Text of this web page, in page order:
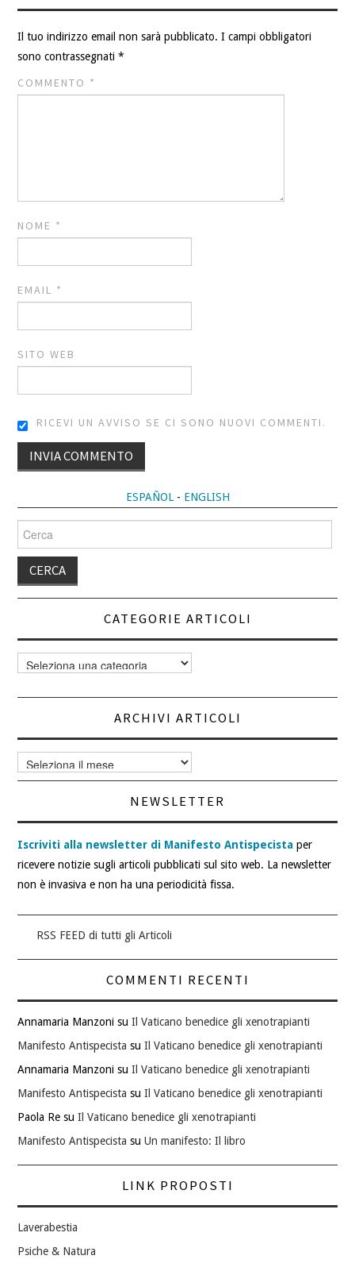
Il tuo indirizzo email non sarà pubblicato. I campi obbligatori
sono contrassegnati*
COMMENTO *
NOME *
EMAIL *
SITO WEB
RICEVI UN AVVISO SE CI SONO NUOVI COMMENTI.
ESPAÑOL- ENGLISH
per:
CATEGORIE ARTICOLI
Categorie
articoli
ARCHIVI ARTICOLI
Archivi
articoli
NEWSLETTER
Iscriviti alla newsletter di Manifesto Antispecista per
ricevere notizie sugli articoli pubblicati sul sito web. La newsletter
non è invasiva e non ha una periodicità fissa.
RSS FEED di tutti gli Articoli
COMMENTI RECENTI
Annamaria Manzoni suIl Vaticano benedice gli xenotrapianti
Manifesto Antispecista suIl Vaticano benedice gli xenotrapianti
Annamaria Manzoni suIl Vaticano benedice gli xenotrapianti
Manifesto Antispecista suIl Vaticano benedice gli xenotrapianti
Paola Re suIl Vaticano benedice gli xenotrapianti
Manifesto Antispecista suUn manifesto: Il libro
LINK PROPOSTI
Laverabestia
Psiche & Natura